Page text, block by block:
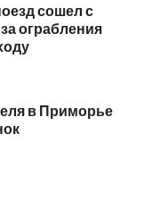
сошел с
ограбления
в Приморье